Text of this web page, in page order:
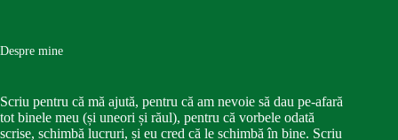
Despre mine
Scriu pentru că mă ajută, pentru că am nevoie să dau pe-afară
tot binele meu (și uneori și răul), pentru că vorbele odată
scrise, schimbă lucruri, și eu cred că le schimbă în bine. Scriu